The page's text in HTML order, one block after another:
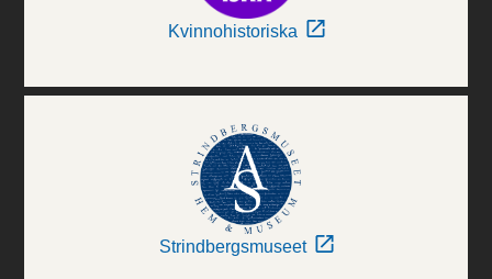
Kvinnohistoriska
Strindbergsmuseet